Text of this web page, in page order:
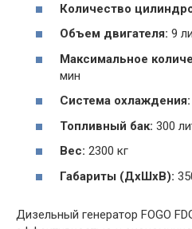
Количество
Объем двигателя: 9
Максимальное
мин
Система охлаждения:
Топливный бак: 300
Вес: 2300 кг
Габариты (ДхШхВ):
Дизельный генератор FOGO